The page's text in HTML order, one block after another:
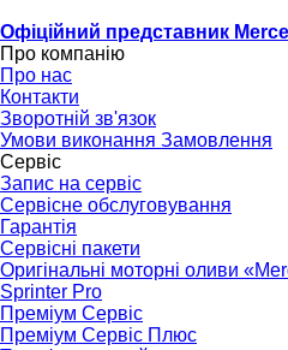
Офіційний представник
Про компанію
Про нас
Контакти
Зворотній зв'язок
Умови виконання Замовлення
Сервіс
Запис на сервіс
Сервісне обслуговування
Гарантія
Сервісні пакети
Оригінальні моторні оливи
Sprinter Pro
Преміум Сервіс
Преміум Сервіс Плюс